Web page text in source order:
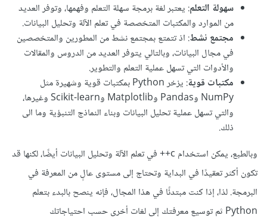
سهولة التعلم: يعتبر لغة برمجة سهلة التعلم وفهمها، وتوفر العديد
من الموارد والمكتبات المتخصصة في تعلم الآلة وتحليل البيانات.
مجتمع نشط: اذ تتمتع بمجتمع نشط من المطورين والمتخصصين
في مجال البيانات، وبالتالي يتوفر العديد من الدروس والمقالات
والأدوات التي تسهل عملية التعلم والتطوير.
مكتبات قوية
: يزخر Python بمكتبات قوية وشهيرة مثل
NumPy وPandas وMatplotlib وScikit-learn وغيرها،
والتي تسهل عملية تحليل البيانات وبناء النماذج التنبؤية وما الى
ذلك.
وبالطبع، يمكن استخدام c++ في تعلم الآلة وتحليل البيانات أيضًا، لكنها قد
تكون أكثر تعقيدًا في البداية وتحتاج إلى مستوى عالٍ من المعرفة في
البرمجة. لذا، إذا كنت مبتدئًا في هذا المجال، فإنه ينصح بالبدء بتعلم
Python ثم توسيع معرفتك إلى لغات أخرى حسب احتياجاتك